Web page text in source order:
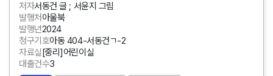
저자서동건 글 ; 서윤지 그림
발행처 아울북
발행년2024
청구기호아동 404-서동건ㄱ-2
자료실 [중리]어린이실
대출건수3